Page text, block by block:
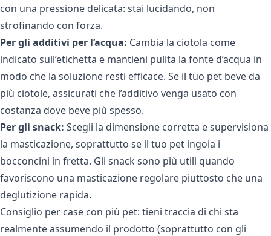
con una pressione delicata: stai lucidando, non
strofinando con forza.
Per gli additivi per l’acqua: Cambia la ciotola come
indicato sull’etichetta e mantieni pulita la fonte d’acqua in
modo che la soluzione resti efficace. Se il tuo pet beve da
più ciotole, assicurati che l’additivo venga usato con
costanza dove beve più spesso.
Per gli snack: Scegli la dimensione corretta e supervisiona
la masticazione, soprattutto se il tuo pet ingoia i
bocconcini in fretta. Gli snack sono più utili quando
favoriscono una masticazione regolare piuttosto che una
deglutizione rapida.
Consiglio per case con più pet: tieni traccia di chi sta
realmente assumendo il prodotto (soprattutto con gli